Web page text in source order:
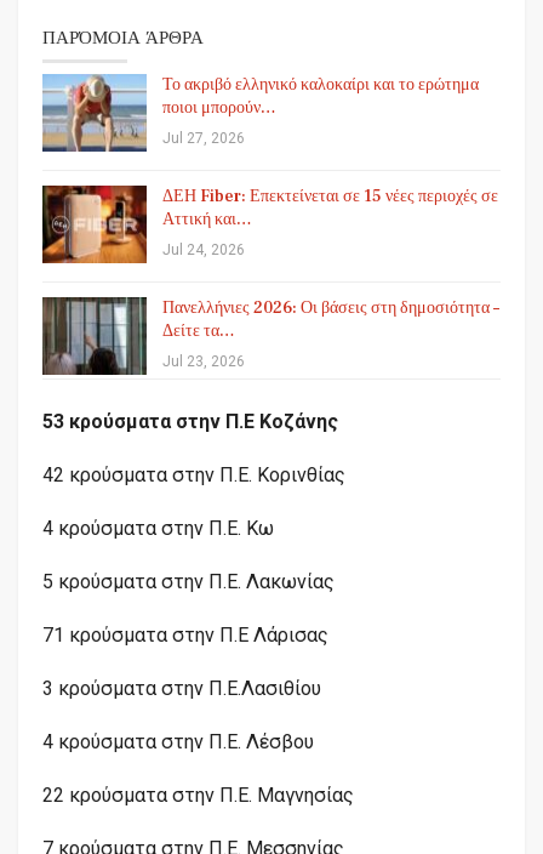
ΠΑΡΌΜΟΙΑ ΆΡΘΡΑ
Το ακριβό ελληνικό καλοκαίρι και το ερώτημα
ποιοι μπορούν…
Jul 27, 2026
ΔΕΗ Fiber: Επεκτείνεται σε 15 νέες περιοχές σε
Αττική και…
Jul 24, 2026
Πανελλήνιες 2026: Οι βάσεις στη δημοσιότητα –
Δείτε τα…
Jul 23, 2026
53 κρούσματα στην Π.Ε Κοζάνης
42 κρούσματα στην Π.Ε. Κορινθίας
4 κρούσματα στην Π.Ε. Κω
5 κρούσματα στην Π.Ε. Λακωνίας
71 κρούσματα στην Π.Ε Λάρισας
3 κρούσματα στην Π.Ε.Λασιθίου
4 κρούσματα στην Π.Ε. Λέσβου
22 κρούσματα στην Π.Ε. Μαγνησίας
7 κρούσματα στην Π.Ε. Μεσσηνίας